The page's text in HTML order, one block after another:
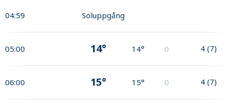
04:59 Soluppgång
05:00 14° 14° 0 4 (7)
06:00 15° 15° 0 4 (7)